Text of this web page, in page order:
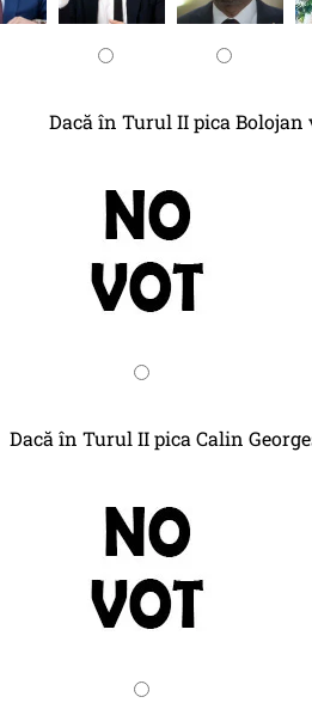
Dacă în Turul II pica Bolojan
Dacă în Turul II pica Calin